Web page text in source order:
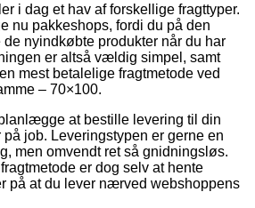
i dag et hav af forskellige fragttyper.
nu pakkeshops, fordi du på den
de nyindkøbte produkter når du har
er altså vældig simpel, samt
mest betalelige fragtmetode ved
– 70×100.
at bestille levering til din
job. Leveringstypen er gerne en
men omvendt ret så gnidningsløs.
er dog selv at hente
på at du lever nærved webshoppens